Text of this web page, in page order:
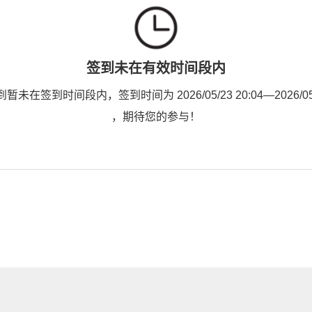
签到未在有效时间段内
暂未在签到时间段内，签到时间为 2026/05/23 20:04—2026/
，期待您的参与！